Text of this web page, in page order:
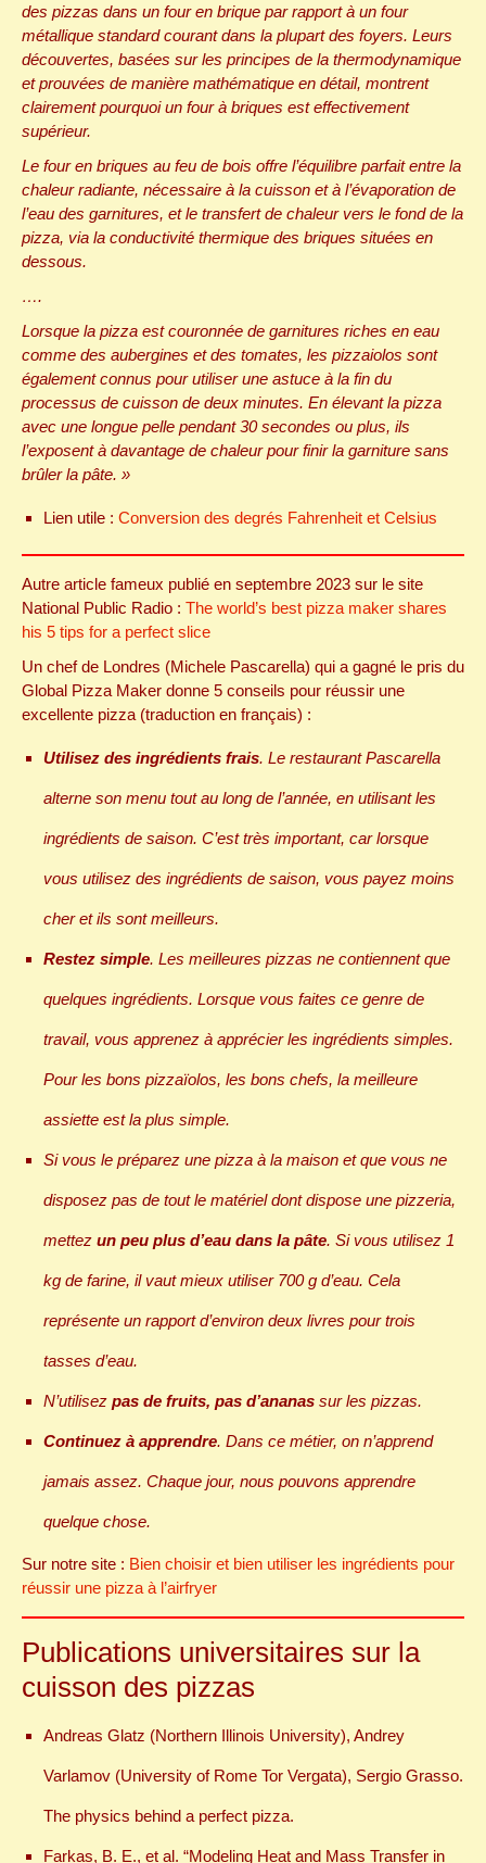
des pizzas dans un four en brique par rapport à un four
métallique standard courant dans la plupart des foyers. Leurs
découvertes, basées sur les principes de la thermodynamique
et prouvées de manière mathématique en détail, montrent
clairement pourquoi un four à briques est effectivement
supérieur.
Le four en briques au feu de bois offre l’équilibre parfait entre la
chaleur radiante, nécessaire à la cuisson et à l’évaporation de
l’eau des garnitures, et le transfert de chaleur vers le fond de la
pizza, via la conductivité thermique des briques situées en
dessous.
….
Lorsque la pizza est couronnée de garnitures riches en eau
comme des aubergines et des tomates, les pizzaiolos sont
également connus pour utiliser une astuce à la fin du
processus de cuisson de deux minutes. En élevant la pizza
avec une longue pelle pendant 30 secondes ou plus, ils
l’exposent à davantage de chaleur pour finir la garniture sans
brûler la pâte. »
Lien utile : Conversion des degrés Fahrenheit et Celsius
Autre article fameux publié en septembre 2023 sur le site
National Public Radio : The world’s best pizza maker shares
his 5 tips for a perfect slice
Un chef de Londres (Michele Pascarella) qui a gagné le pris du
Global Pizza Maker donne 5 conseils pour réussir une
excellente pizza (traduction en français) :
Utilisez des ingrédients frais. Le restaurant Pascarella
alterne son menu tout au long de l’année, en utilisant les
ingrédients de saison. C’est très important, car lorsque
vous utilisez des ingrédients de saison, vous payez moins
cher et ils sont meilleurs.
Restez simple. Les meilleures pizzas ne contiennent que
quelques ingrédients. Lorsque vous faites ce genre de
travail, vous apprenez à apprécier les ingrédients simples.
Pour les bons pizzaïolos, les bons chefs, la meilleure
assiette est la plus simple.
Si vous le préparez une pizza à la maison et que vous ne
disposez pas de tout le matériel dont dispose une pizzeria,
mettez un peu plus d’eau dans la pâte. Si vous utilisez 1
kg de farine, il vaut mieux utiliser 700 g d’eau. Cela
représente un rapport d’environ deux livres pour trois
tasses d’eau.
N’utilisez pas de fruits, pas d’ananas sur les pizzas.
Continuez à apprendre. Dans ce métier, on n’apprend
jamais assez. Chaque jour, nous pouvons apprendre
quelque chose.
Sur notre site : Bien choisir et bien utiliser les ingrédients pour
réussir une pizza à l’airfryer
Publications universitaires sur la
cuisson des pizzas
Andreas Glatz (Northern Illinois University), Andrey
Varlamov (University of Rome Tor Vergata), Sergio Grasso.
The physics behind a perfect pizza.
Farkas, B. E., et al. “Modeling Heat and Mass Transfer in